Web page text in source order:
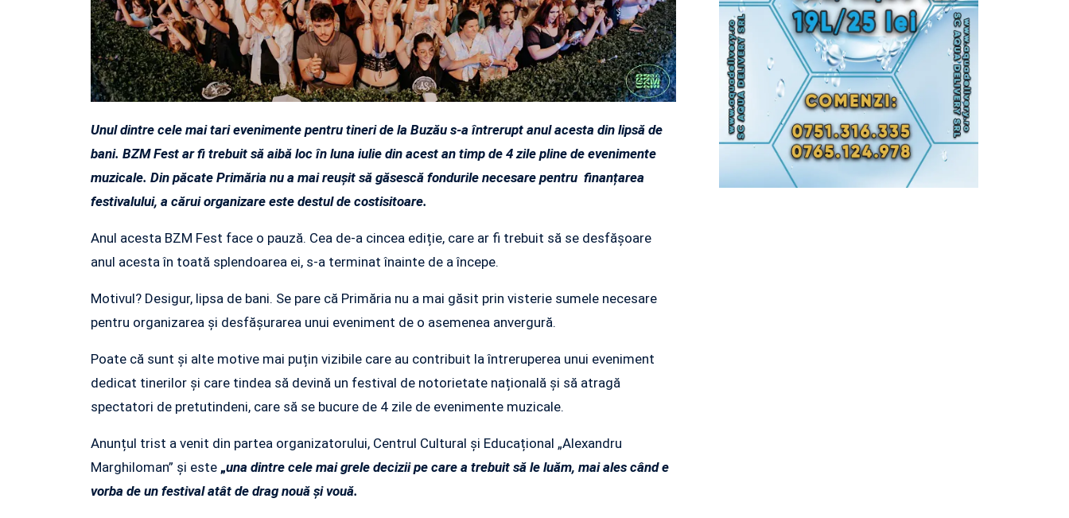
Unul dintre cele mai tari evenimente pentru tineri de la Buzău s-a întrerupt anul acesta din lipsă de
bani. BZM Fest ar fi trebuit să aibă loc în luna iulie din acest an timp de 4 zile pline de evenimente
muzicale. Din păcate Primăria nu a mai reușit să găsescă fondurile necesare pentru finanțarea
festivalului, a cărui organizare este destul de costisitoare.
Anul acesta BZM Fest face o pauză. Cea de-a cincea ediție, care ar fi trebuit să se desfășoare
anul acesta în toată splendoarea ei, s-a terminat înainte de a începe.
Motivul? Desigur, lipsa de bani. Se pare că Primăria nu a mai găsit prin visterie sumele necesare
pentru organizarea și desfășurarea unui eveniment de o asemenea anvergură.
Poate că sunt și alte motive mai puțin vizibile care au contribuit la întreruperea unui eveniment
dedicat tinerilor și care tindea să devină un festival de notorietate națională și să atragă
spectatori de pretutindeni, care să se bucure de 4 zile de evenimente muzicale.
Anunțul trist a venit din partea organizatorului, Centrul Cultural și Educațional „Alexandru
Marghiloman” și este „una dintre cele mai grele decizii pe care a trebuit să le luăm, mai ales când e
vorba de un festival atât de drag nouă și vouă.